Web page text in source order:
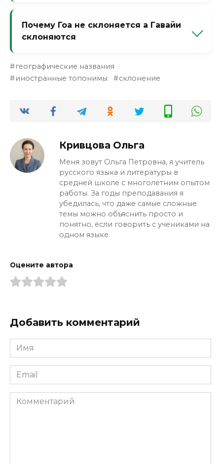
последняя, потому что «Нью» — это
прилагательное, застывшее.
Почему Гоа не склоняется а Гавайи
склоняются
исключение (не склоняется из-за
экзотичности). «Гавайи» — множественное
Гавайев.
географические названия
иностранные топонимы
склонение
Кривцова Ольга
Меня зовут Ольга Петровна, я учитель
русского языка и литературы в
средней школе с многолетним опытом
работы. За годы преподавания я
убедилась, что даже самые сложные
темы можно объяснить просто и
понятно, если говорить с учениками на
одном языке.
Оцените автора
Добавить комментарий
Имя
*
Email
*
Комментарий